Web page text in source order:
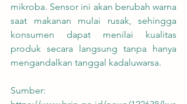
mikroba. Sensor ini akan berubah warna
saat makanan mulai rusak, sehingga
konsumen dapat menilai kualitas
produk secara langsung tanpa hanya
mengandalkan tanggal kadaluwarsa.
Sumber: